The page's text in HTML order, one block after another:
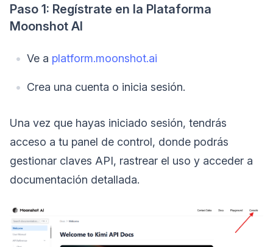
Paso 1: Regístrate en la Plataforma
Moonshot AI
Ve a platform.moonshot.ai
Crea una cuenta o inicia sesión.
Una vez que hayas iniciado sesión, tendrás
acceso a tu panel de control, donde podrás
gestionar claves API, rastrear el uso y acceder a
documentación detallada.